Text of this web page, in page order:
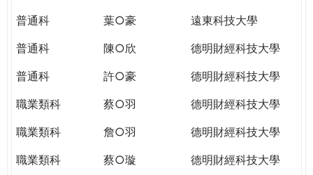
普通科
葉○豪
遠東科技大學
普通科
陳○欣
德明財經科技大學
普通科
許○豪
德明財經科技大學
職業類科
蔡○羽
德明財經科技大學
職業類科
詹○羽
德明財經科技大學
職業類科
蔡○璇
德明財經科技大學